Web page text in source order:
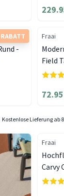
-
Fraai
Field
72.95
Kostenlose Lieferung ab
Fraai
Carvy